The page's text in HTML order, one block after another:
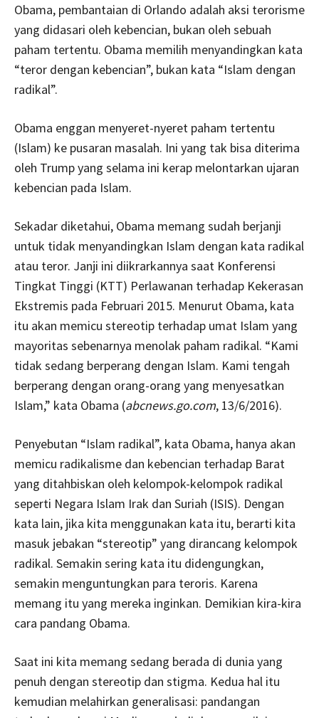
Obama, pembantaian di Orlando adalah aksi terorisme
yang didasari oleh kebencian, bukan oleh sebuah
paham tertentu. Obama memilih menyandingkan kata
“teror dengan kebencian”, bukan kata “Islam dengan
radikal”.
Obama enggan menyeret-nyeret paham tertentu
(Islam) ke pusaran masalah. Ini yang tak bisa diterima
oleh Trump yang selama ini kerap melontarkan ujaran
kebencian pada Islam.
Sekadar diketahui, Obama memang sudah berjanji
untuk tidak menyandingkan Islam dengan kata radikal
atau teror. Janji ini diikrarkannya saat Konferensi
Tingkat Tinggi (KTT) Perlawanan terhadap Kekerasan
Ekstremis pada Februari 2015. Menurut Obama, kata
itu akan memicu stereotip terhadap umat Islam yang
mayoritas sebenarnya menolak paham radikal. “Kami
tidak sedang berperang dengan Islam. Kami tengah
berperang dengan orang-orang yang menyesatkan
Islam,” kata Obama (abcnews.go.com, 13/6/2016).
Penyebutan “Islam radikal”, kata Obama, hanya akan
memicu radikalisme dan kebencian terhadap Barat
yang ditahbiskan oleh kelompok-kelompok radikal
seperti Negara Islam Irak dan Suriah (ISIS). Dengan
kata lain, jika kita menggunakan kata itu, berarti kita
masuk jebakan “stereotip” yang dirancang kelompok
radikal. Semakin sering kata itu didengungkan,
semakin menguntungkan para teroris. Karena
memang itu yang mereka inginkan. Demikian kira-kira
cara pandang Obama.
Saat ini kita memang sedang berada di dunia yang
penuh dengan stereotip dan stigma. Kedua hal itu
kemudian melahirkan generalisasi: pandangan